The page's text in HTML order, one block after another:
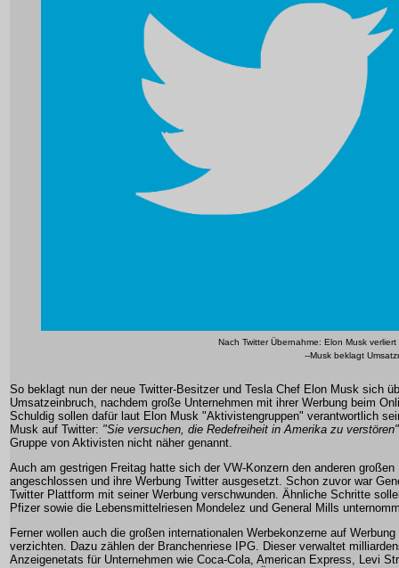
Nach Twitter Übernahme: Elon Musk
--Musk beklagt
So beklagt nun der neue Twitter-Besitzer und Tesla Chef Elon Musk sich
Umsatzeinbruch, nachdem große Unternehmen mit ihrer Werbung beim
Schuldig sollen dafür laut Elon Musk "Aktivistengruppen" verantwortlich
Musk auf Twitter: "Sie versuchen, die Redefreiheit in Amerika zu verstören"
Gruppe von Aktivisten nicht näher genannt.
Auch am gestrigen Freitag hatte sich der VW-Konzern den anderen großen
angeschlossen und ihre Werbung Twitter ausgesetzt. Schon zuvor war
Twitter Plattform mit seiner Werbung verschwunden. Ähnliche Schritte
Pfizer sowie die Lebensmittelriesen Mondelez und General Mills
Ferner wollen auch die großen internationalen Werbekonzerne auf Werbung
verzichten. Dazu zählen der Branchenriese IPG. Dieser verwaltet
Anzeigenetats für Unternehmen wie Coca-Cola, American Express, Levi